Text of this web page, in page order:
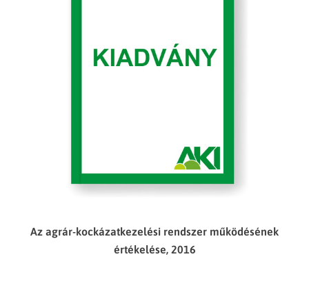
Az agrár-kockázatkezelési rendszer működésének
értékelése, 2016